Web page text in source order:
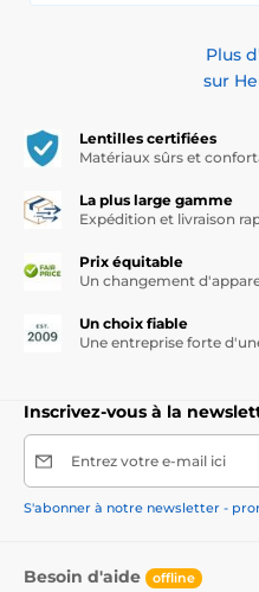
Plus
sur
Lentilles certifiées
Matériaux sûrs et
La plus large gamme
Expédition et livraison
Prix équitable
Un changement
Un choix fiable
Une entreprise forte
Inscrivez-vous à la
Entrez votre e-mail ici
S'abonner à notre newsletter -
Besoin d'aide offline